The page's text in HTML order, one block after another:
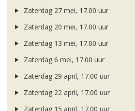
Zaterdag 27 mei, 17.00 uur
Zaterdag 20 mei, 17.00 uur
Zaterdag 13 mei, 17.00 uur
Zaterdag 6 mei, 17.00 uur
Zaterdag 29 april, 17.00 uur
Zaterdag 22 april, 17.00 uur
Zaterdag 15 april, 17.00 uur